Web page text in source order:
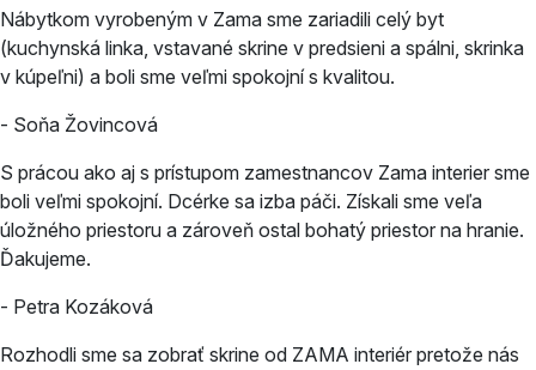
Nábytkom vyrobeným v Zama sme zariadili celý byt
(kuchynská linka, vstavané skrine v predsieni a spálni, skrinka
v kúpeľni) a boli sme veľmi spokojní s kvalitou.
- Soňa Žovincová
S prácou ako aj s prístupom zamestnancov Zama interier sme
boli veľmi spokojní. Dcérke sa izba páči. Získali sme veľa
úložného priestoru a zároveň ostal bohatý priestor na hranie.
Ďakujeme.
- Petra Kozáková
Rozhodli sme sa zobrať skrine od ZAMA interiér pretože nás